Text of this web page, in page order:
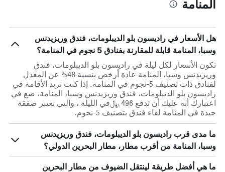
المنامة
هل الأسعار في راديسون بلو الديبلومات، فندق وريزيدنس
وسبا، المنامة قابلة للمقارنة بفنادق 5 نجوم في المنامة؟
تكون الأسعار لكل ليلة في راديسون بلو الديبلومات، فندق
وريزيدنس وسبا، المنامة عادة أرخص بنسبة 48% عن المعدل
لفنادق ذات تصنيف 5-نجوم في المنامة. إذا كنت تريد الأقامة في
راديسون بلو الديبلومات، فندق وريزيدنس وسبا، المنامة، ضع في
اعتبارك أنه عليك أن تدفع 496 ﷼في الليلة ، والتي تعتبر صفقة
جيدة في المنامة لقاء فندق بتصنيف 5-نجوم.
ما مدى قرب راديسون بلو الديبلومات، فندق وريزيدنس
وسبا، المنامة من أقرب مطار، مطار البحرين الدولي؟
ما هي أفضل طريقة لينتقل الضيوف من مطار البحرين